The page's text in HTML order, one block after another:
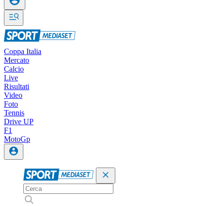
Coppa Italia
Mercato
Calcio
Live
Risultati
Video
Foto
Tennis
Drive UP
F1
MotoGp